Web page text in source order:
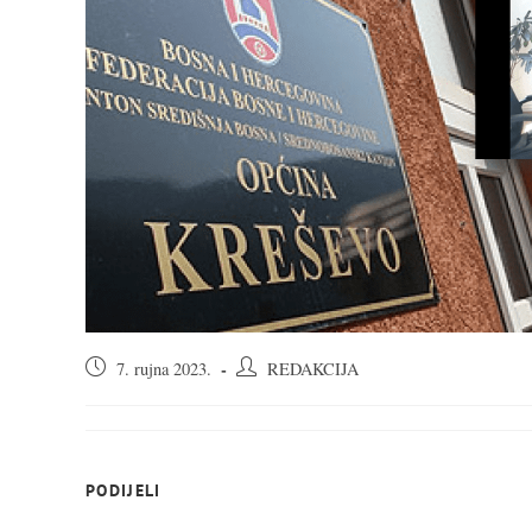
Objava7. rujna 2023.
AutorREDAKCIJA
PODIJELI